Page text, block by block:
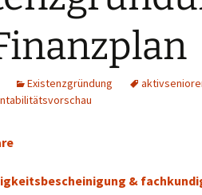
Existenzgründung
&